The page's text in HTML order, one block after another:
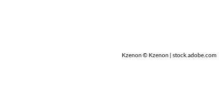
Kzenon © Kzenon | stock.adobe.com